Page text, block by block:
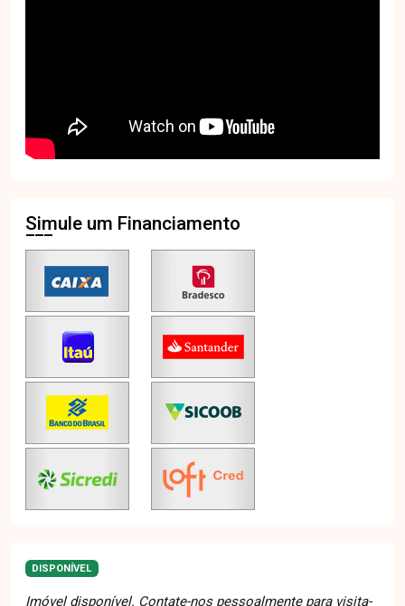
Simule um Financiamento
DISPONÍVEL
Imóvel disponível. Contate-nos pessoalmente para visita-